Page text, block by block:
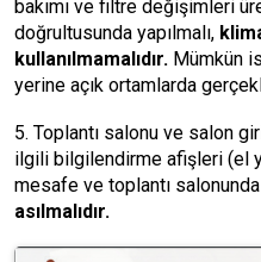
bakımı ve filtre değişimleri
doğrultusunda yapılmalı,
kullanılmamalıdır. Mümkün
yerine açık ortamlarda
5. Toplantı salonu ve salon
ilgili bilgilendirme afişleri (el
mesafe ve toplantı
asılmalıdır.